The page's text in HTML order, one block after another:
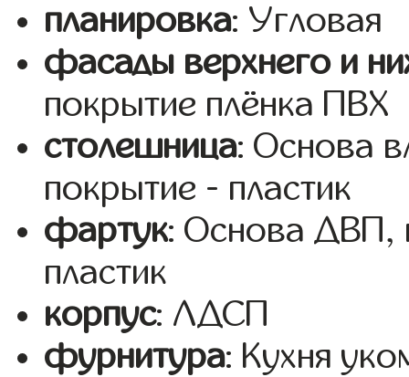
планировка: Угловая
фасады верхнего и
покрытие плёнка ПВХ
столешница: Основа
покрытие - пластик
фартук: Основа ДВП,
пластик
корпус: ЛДСП
фурнитура: Кухня